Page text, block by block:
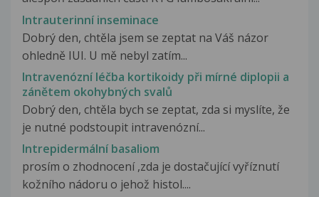
Intrauterinní inseminace
Dobrý den, chtěla jsem se zeptat na Váš názor
ohledně IUI. U mě nebyl zatím...
Intravenózní léčba kortikoidy při mírné diplopii a
zánětem okohybných svalů
Dobrý den, chtěla bych se zeptat, zda si myslíte, že
je nutné podstoupit intravenózní...
Intrepidermální basaliom
prosím o zhodnocení ,zda je dostačující vyříznutí
kožního nádoru o jehož histol....